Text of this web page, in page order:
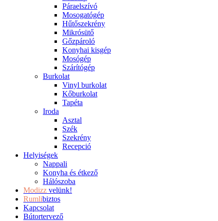
Páraelszívó
Mosogatógép
Hűtőszekrény
Mikrósütő
Gőzpároló
Konyhai kisgép
Mosógép
Szárítógép
Burkolat
Vinyl burkolat
Kőburkolat
Tapéta
Iroda
Asztal
Szék
Szekrény
Recepció
Helyiségek
Nappali
Konyha és étkező
Hálószoba
Modizz velünk!
Rumlibiztos
Kapcsolat
Bútortervező